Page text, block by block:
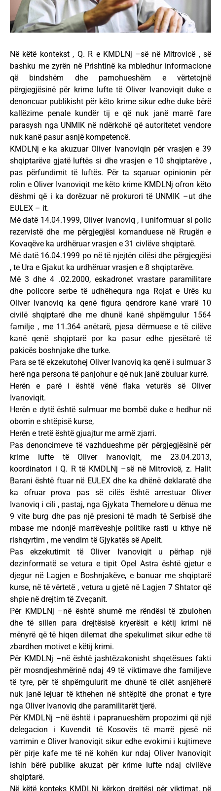
Në këtë kontekst , Q. R e KMDLNj –së në Mitrovicë , së
bashku me zyrën në Prishtinë ka mbledhur informacione
që bindshëm dhe pamohueshëm e vërtetojnë
përgjegjësinë për krime lufte të Oliver Ivanoviqit duke e
denoncuar publikisht për këto krime sikur edhe duke bërë
kallëzime penale kundër tij e që nuk janë marrë fare
parasysh nga UNMIK në ndërkohë që autoritetet vendore
nuk kanë pasur asnjë kompetencë.
KMDLNj e ka akuzuar Oliver Ivanoviqin për vrasjen e 39
shqiptarëve gjatë luftës si dhe vrasjen e 10 shqiptarëve ,
pas përfundimit të luftës. Për ta sqaruar opinionin për
rolin e Oliver Ivanoviqit me këto krime KMDLNj ofron këto
dëshmi që i ka dorëzuar në prokurori të UNMIK –ut dhe
EULEX – it.
Më datë 14.04.1999, Oliver Ivanoviq , i uniformuar si polic
rezervistë dhe me përgjegjësi komanduese në Rrugën e
Kovaqëve ka urdhëruar vrasjen e 31 civlëve shqiptarë.
Më datë 16.04.1999 po në të njejtën cilësi dhe përgjegjësi
, te Ura e Gjakut ka urdhëruar vrasjen e 8 shqiptarëve.
Më 3 dhe 4 .02.2000, eskadronet vrastare paramilitare
dhe policore serbe të udhëhequra nga Rojat e Urës ku
Oliver Ivanoviq ka qenë figura qendrore kanë vrarë 10
civilë shqiptarë dhe me dhunë kanë shpërngulur 1564
familje , me 11.364 anëtarë, pjesa dërmuese e të cilëve
kanë qenë shqiptarë por ka pasur edhe pjesëtarë të
pakicës boshnjake dhe turke.
Para se të ekzekutohej Oliver Ivanoviq ka qenë i sulmuar 3
herë nga persona të panjohur e që nuk janë zbuluar kurrë.
Herën e parë i është vënë flaka veturës së Oliver
Ivanoviqit.
Herën e dytë është sulmuar me bombë duke e hedhur në
oborrin e shtëpisë kurse,
Herën e tretë është gjuajtur me armë zjarri.
Pas denoncimeve të vazhdueshme për përgjegjësinë për
krime lufte të Oliver Ivanoviqit, me 23.04.2013,
koordinatori i Q. R të KMDLNj –së në Mitrovicë, z. Halit
Barani është ftuar në EULEX dhe ka dhënë deklaratë dhe
ka ofruar prova pas së cilës është arrestuar Oliver
Ivanoviq i cili , pastaj, nga Gjykata Themelore u dënua me
9 vite burg dhe pas një presioni të madh të Serbisë dhe
mbase me ndonjë marrëveshje politike rasti u kthye në
rishqyrtim , me vendim të Gjykatës së Apelit.
Pas ekzekutimit të Oliver Ivanoviqit u përhap një
dezinformatë se vetura e tipit Opel Astra është gjetur e
djegur në Lagjen e Boshnjakëve, e banuar me shqiptarë
kurse, në të vërtetë , vetura u gjetë në Lagjen 7 Shtator që
shpie në drejtim të Zveçanit.
Për KMDLNj –në është shumë me rëndësi të zbulohen
dhe të sillen para drejtësisë kryerësit e këtij krimi në
mënyrë që të hiqen dilemat dhe spekulimet sikur edhe të
zbardhen motivet e këtij krimi.
Për KMDLNj –në është jashtëzakonisht shqetësues fakti
për mosndjeshmërinë ndaj 49 të viktimave dhe familjeve
të tyre, për të shpërngulurit me dhunë të cilët asnjëherë
nuk janë lejuar të kthehen në shtëpitë dhe pronat e tyre
nga Oliver Ivanoviq dhe paramilitarët tjerë.
Për KMDLNj –në është i papranueshëm propozimi që një
delegacion i Kuvendit të Kosovës të marrë pjesë në
varrimin e Oliver Ivanoviqit sikur edhe evokimi i kujtimeve
për pirje kafe me të në kohën kur ndaj Oliver Ivanoviqit
ishin bërë publike akuzat për krime lufte ndaj civilëve
shqiptarë.
Në këtë konteks KMDLNj kërkon drejtësi për viktimat, në